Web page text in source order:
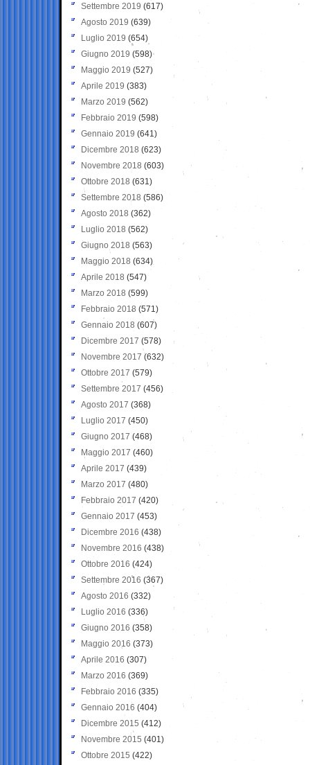
Settembre 2019 (617)
Agosto 2019 (639)
Luglio 2019 (654)
Giugno 2019 (598)
Maggio 2019 (527)
Aprile 2019 (383)
Marzo 2019 (562)
Febbraio 2019 (598)
Gennaio 2019 (641)
Dicembre 2018 (623)
Novembre 2018 (603)
Ottobre 2018 (631)
Settembre 2018 (586)
Agosto 2018 (362)
Luglio 2018 (562)
Giugno 2018 (563)
Maggio 2018 (634)
Aprile 2018 (547)
Marzo 2018 (599)
Febbraio 2018 (571)
Gennaio 2018 (607)
Dicembre 2017 (578)
Novembre 2017 (632)
Ottobre 2017 (579)
Settembre 2017 (456)
Agosto 2017 (368)
Luglio 2017 (450)
Giugno 2017 (468)
Maggio 2017 (460)
Aprile 2017 (439)
Marzo 2017 (480)
Febbraio 2017 (420)
Gennaio 2017 (453)
Dicembre 2016 (438)
Novembre 2016 (438)
Ottobre 2016 (424)
Settembre 2016 (367)
Agosto 2016 (332)
Luglio 2016 (336)
Giugno 2016 (358)
Maggio 2016 (373)
Aprile 2016 (307)
Marzo 2016 (369)
Febbraio 2016 (335)
Gennaio 2016 (404)
Dicembre 2015 (412)
Novembre 2015 (401)
Ottobre 2015 (422)